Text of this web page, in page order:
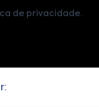
de privacidade.